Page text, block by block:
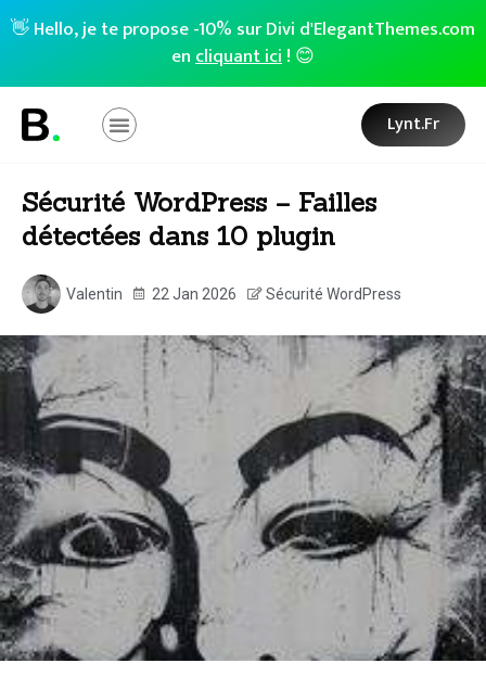
👋 Hello, je te propose -10% sur Divi d'ElegantThemes.com
encliquant ici! 😊
Lynt.fr
Sécurité WordPress – Failles
détectées dans 10 plugin
Valentin 22 Jan 2026 Sécurité WordPress